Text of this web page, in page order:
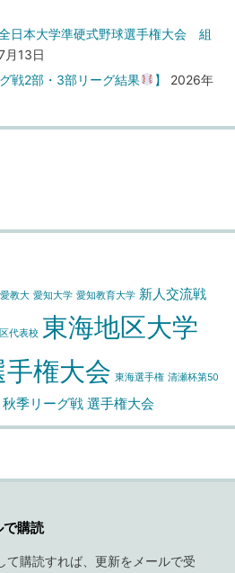
日本大学準硬式野球選手権大会 組
月13日
戦2部・3部リーグ結果 】
2026年
愛教大 愛知大学 愛知教育大学 新人交流戦
代表校 東海地区大学
権大会 東海選手権 清瀬杯第50
秋季リーグ戦 選手権大会
で購読
て購読すれば、更新をメールで受